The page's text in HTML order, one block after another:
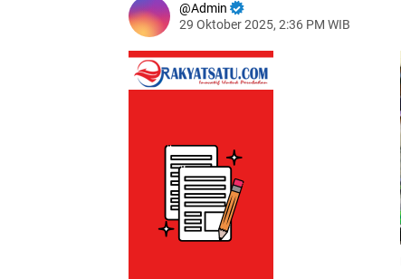
Admin
29 Oktober 2025, 2:36 PM WIB